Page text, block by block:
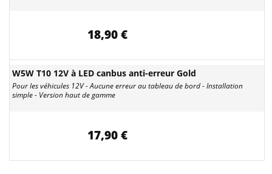
18,90 €
W5W T10 12V à LED canbus anti-erreur Gold
Pour les véhicules 12V - Aucune erreur au tableau de bord - Installation
simple - Version haut de gamme
17,90 €